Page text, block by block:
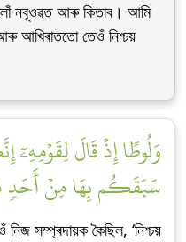
নবূওৱত আৰু কিতাব। আমি
আখিৰাততো তেওঁ নিশ্চয়
وَلُوطًا إِذۡ قَالَ
سَبَقَكُم بِهَا مِنۡ أَحَدٖ
সম্প্ৰদায়ক কৈছিল, ‘নিশ্চয়